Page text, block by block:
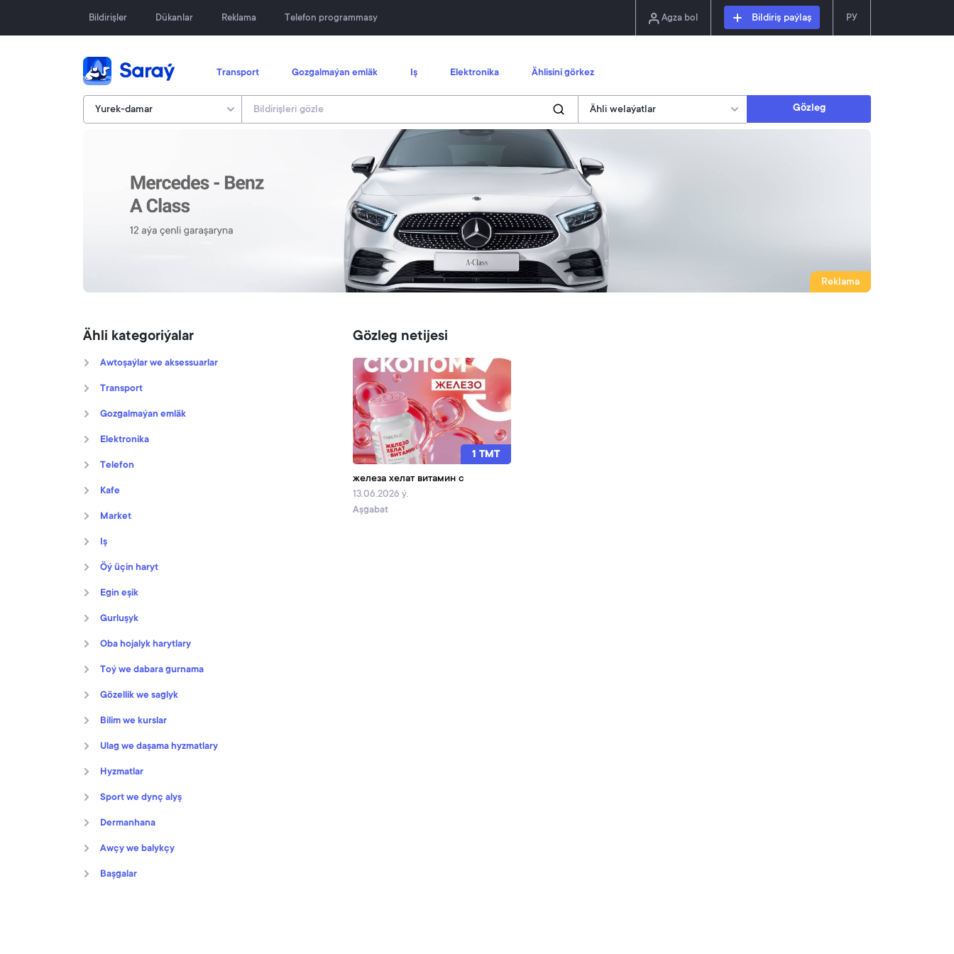
Bildirişler Dükanlar Reklama Telefon programmasy Agza bol Bildiriş paýlaş РУ
Transport Gozgalmaýan emläk Iş Elektronika Ählisini görkez
Gözleg
Reklama
Ähli kategoriýalar
Awtoşaýlar we aksessuarlar
Transport
Gozgalmaýan emläk
Elektronika
Telefon
Kafe
Market
Iş
Öý üçin haryt
Egin eşik
Gurluşyk
Oba hojalyk harytlary
Toý we dabara gurnama
Gözellik we saglyk
Bilim we kurslar
Ulag we daşama hyzmatlary
Hyzmatlar
Sport we dynç alyş
Dermanhana
Awçy we balykçy
Başgalar
Gözleg netijesi
1 TMT
железа хелат витамин с
13.06.2026 ý.
Aşgabat